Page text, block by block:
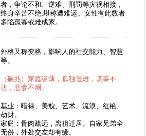
者，争论不和、逆难、刑罚等灾祸相接，
终身辛苦不绝,堪称遭难运。女性有此数者
多陷孤寡或难成家。
外格又称变格，影响人的社交能力、智慧
等。
（破兆）家庭缘薄，孤独遭难，谋事不
达，悲惨不测。
基业：暗禄、美貌、艺术、流浪、红艳、
劫财。
家庭：骨肉疏远，离祖迁居。自家兄弟全
无份，外处交友却有缘。